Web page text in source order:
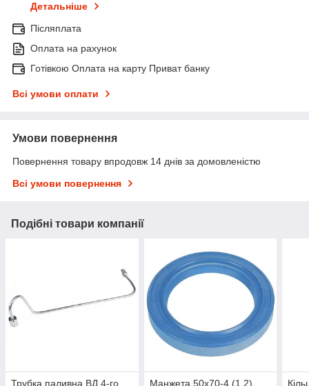
Детальніше
Післяплата
Оплата на рахунок
Готівкою Оплата на карту Приват банку
Всі умови оплати
Умови повернення
Повернення товару впродовж 14 днів за домовленістю
Всі умови повернення
Подібні товари компанії
Трубка паливна ВД 4-го
Манжета 50x70-4 (1,2).